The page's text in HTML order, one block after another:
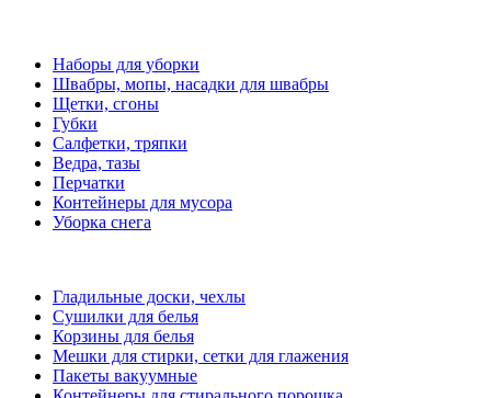
Наборы для уборки
Швабры, мопы, насадки для швабры
Щетки, сгоны
Губки
Салфетки, тряпки
Ведра, тазы
Перчатки
Контейнеры для мусора
Уборка снега
Гладильные доски, чехлы
Сушилки для белья
Корзины для белья
Мешки для стирки, сетки для глажения
Пакеты вакуумные